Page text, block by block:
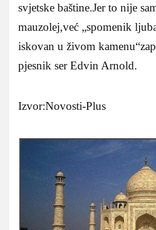
svjetske baštine.Jer to nije
mauzolej,već „spomenik
iskovan u živom
pjesnik ser Edvin Arnold.
Izvor:Novosti-Plus